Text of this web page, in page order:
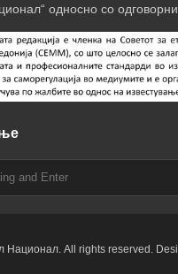
односно со
Национал. All rights reserved.